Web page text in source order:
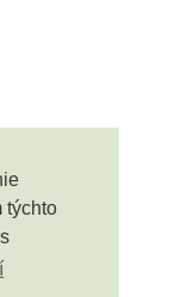
týchto